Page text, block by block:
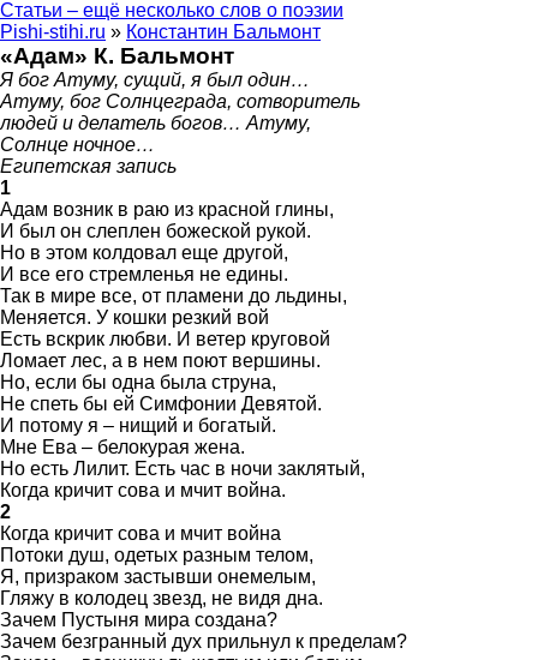
Статьи – ещё несколько слов о поэзии
Pishi-stihi.ru » Константин Бальмонт
«Адам» К. Бальмонт
Я бог Атуму, сущий, я был один…
Атуму, бог Солнцеграда, сотворитель
людей и делатель богов… Атуму,
Солнце ночное…
Египетская запись
1
Адам возник в раю из красной глины,
И был он слеплен божеской рукой.
Но в этом колдовал еще другой,
И все его стремленья не едины.
Так в мире все, от пламени до льдины,
Меняется. У кошки резкий вой
Есть вскрик любви. И ветер круговой
Ломает лес, а в нем поют вершины.
Но, если бы одна была струна,
Не спеть бы ей Симфонии Девятой.
И потому я – нищий и богатый.
Мне Ева – белокурая жена.
Но есть Лилит. Есть час в ночи заклятый,
Когда кричит сова и мчит война.
2
Когда кричит сова и мчит война
Потоки душ, одетых разным телом,
Я, призраком застывши онемелым,
Гляжу в колодец звезд, не видя дна.
Зачем Пустыня мира создана?
Зачем безгранный дух прильнул к пределам?